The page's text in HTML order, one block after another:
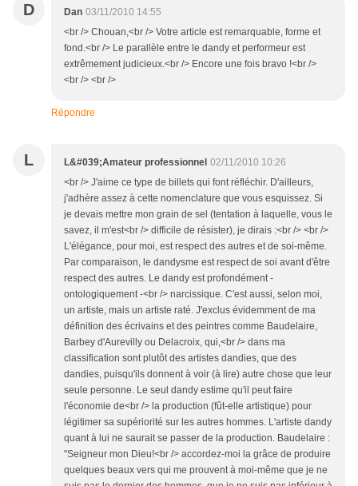
D Dan 03/11/2010 14:55
<br /> Chouan,<br /> Votre article est remarquable, forme et
fond.<br /> Le parallèle entre le dandy et performeur est
extrêmement judicieux.<br /> Encore une fois bravo !<br />
<br /> <br />
Répondre
L L&#039;Amateur professionnel 02/11/2010 10:26
<br /> J'aime ce type de billets qui font réfléchir. D'ailleurs,
j'adhère assez à cette nomenclature que vous esquissez. Si
je devais mettre mon grain de sel (tentation à laquelle, vous le
savez, il m'est<br /> difficile de résister), je dirais :<br /> <br />
L'élégance, pour moi, est respect des autres et de soi-même.
Par comparaison, le dandysme est respect de soi avant d'être
respect des autres. Le dandy est profondément -
ontologiquement -<br /> narcissique. C'est aussi, selon moi,
un artiste, mais un artiste raté. J'exclus évidemment de ma
définition des écrivains et des peintres comme Baudelaire,
Barbey d'Aurevilly ou Delacroix, qui,<br /> dans ma
classification sont plutôt des artistes dandies, que des
dandies, puisqu'ils donnent à voir (à lire) autre chose que leur
seule personne. Le seul dandy estime qu'il peut faire
l'économie de<br /> la production (fût-elle artistique) pour
légitimer sa supériorité sur les autres hommes. L'artiste dandy
quant à lui ne saurait se passer de la production. Baudelaire :
"Seigneur mon Dieu!<br /> accordez-moi la grâce de produire
quelques beaux vers qui me prouvent à moi-même que je ne